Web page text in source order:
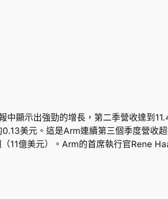
顯示出強勁的增長，第二季營收達到
美元。這是Arm連續第三個季度營收
11億美元）。Arm的首席執行官Rene